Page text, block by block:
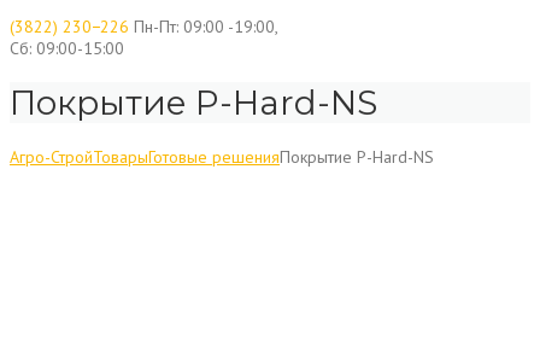
(3822) 230−226 Пн-Пт: 09:00 -19:00,
Сб: 09:00-15:00
Покрытие P-Hard-NS
Агро-СтройТоварыГотовые решенияПокрытие P-Hard-NS